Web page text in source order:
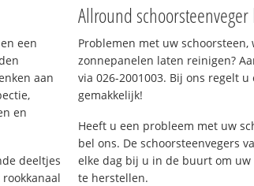
een
aan
en
deeltjes
Allround schoorsteenveger
Problemen met uw
zonnepanelen laten reinigen?
via 026-2001003. Bij ons regelt
gemakkelijk!
Heeft u een probleem met uw
bel ons. De schoorsteenvegers
elke dag bij u in de buurt om
te herstellen.